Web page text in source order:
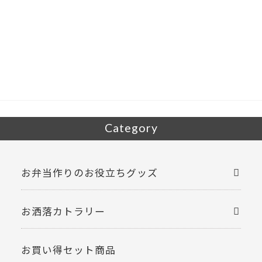
ac w
Category
お弁当作りのお役立ちグッズ
お洒落カトラリー
お買い得セット商品